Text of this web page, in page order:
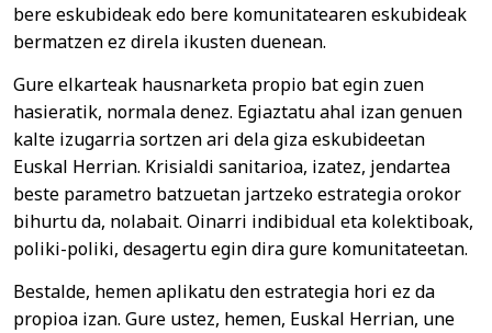
bere eskubideak edo bere komunitatearen eskubideak
bermatzen ez direla ikusten duenean.
Gure elkarteak hausnarketa propio bat egin zuen
hasieratik, normala denez. Egiaztatu ahal izan genuen
kalte izugarria sortzen ari dela giza eskubideetan
Euskal Herrian. Krisialdi sanitarioa, izatez, jendartea
beste parametro batzuetan jartzeko estrategia orokor
bihurtu da, nolabait. Oinarri indibidual eta kolektiboak,
poliki-poliki, desagertu egin dira gure komunitateetan.
Bestalde, hemen aplikatu den estrategia hori ez da
propioa izan. Gure ustez, hemen, Euskal Herrian, une